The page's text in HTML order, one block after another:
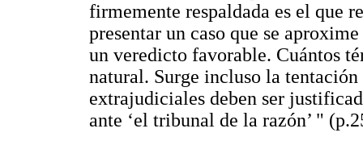
firmemente respaldada es el que
presentar un caso que se
un veredicto favorable. Cuántos
natural. Surge incluso la
extrajudiciales deben ser
ante ‘el tribunal de la razón’ "